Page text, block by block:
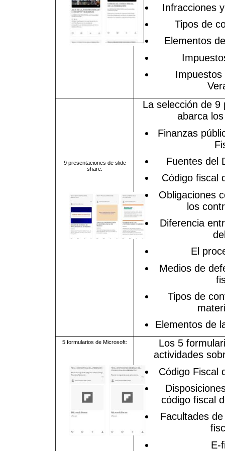
Infracciones
Tipos de
Elementos
Impuestos
9 presentaciones de slide
share:
La selección de 9
abarca
Finanzas
Fuentes del
Código fiscal
Obligaciones
los
Diferencia
El
Medios de
Tipos de
Elementos de
5 formularios de Microsoft:
Los 5
actividades
Código Fiscal
código fiscal
Facultades
E-